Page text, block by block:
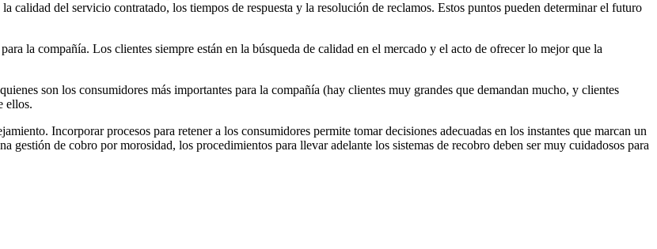
calidad del servicio contratado, los tiempos de respuesta y la resolución de reclamos. Estos puntos pueden determinar el futuro
la compañía. Los clientes siempre están en la búsqueda de calidad en el mercado y el acto de ofrecer lo mejor que la
son los consumidores más importantes para la compañía (hay clientes muy grandes que demandan mucho, y clientes
ellos.
Incorporar procesos para retener a los consumidores permite tomar decisiones adecuadas en los instantes que marcan un
gestión de cobro por morosidad, los procedimientos para llevar adelante los sistemas de recobro deben ser muy cuidadosos para